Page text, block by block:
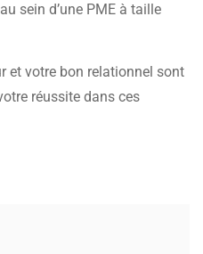
sein d’une PME à taille
et votre bon relationnel sont
réussite dans ces